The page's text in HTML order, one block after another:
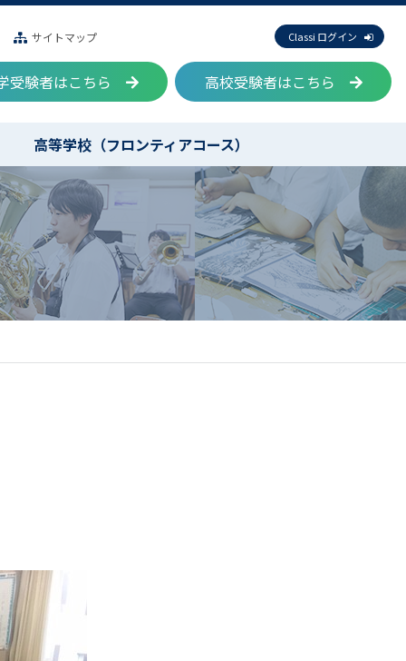
サイトマップ Classi ログイン
受験者はこちら 高校受験者はこちら
高等学校（フロンティアコース）